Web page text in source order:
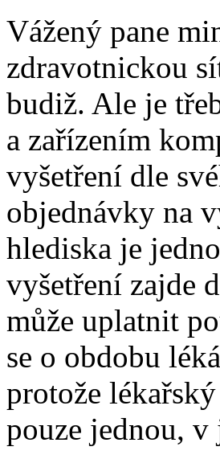
Vážený pane
zdravotnickou
budiž. Ale je
a zařízením
vyšetření dle
objednávky na
hlediska je
vyšetření zajde
může uplatnit
se o obdobu
protože
pouze jednou, v